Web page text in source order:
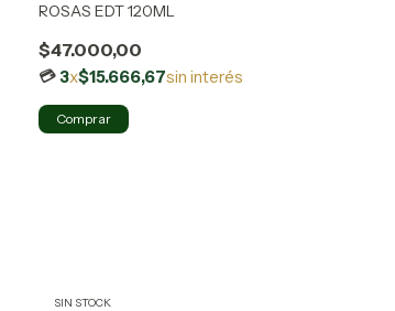
ROSAS EDT 120ML
$47.000,00
3x$15.666,67sin interés
SIN STOCK